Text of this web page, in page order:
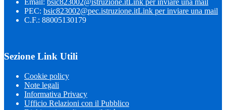
PEC: bsic823002@pec.istruzione.itLink per inviare una mail
C.F.: 88005130179
Sezione Link Utili
Cookie policy
Note legali
Informativa Privacy
Ufficio Relazioni con il Pubblico